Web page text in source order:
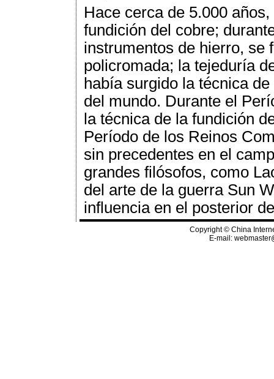
Hace cerca de 5.000
fundición del cobre;
instrumentos de hierro, se
policromada; la tejeduría
había surgido la técnica
del mundo. Durante el
la técnica de la fundición
Período de los Reinos
sin precedentes en el
grandes filósofos, como
del arte de la guerra Sun
influencia en el posterior
Copyright © China
E-mail: